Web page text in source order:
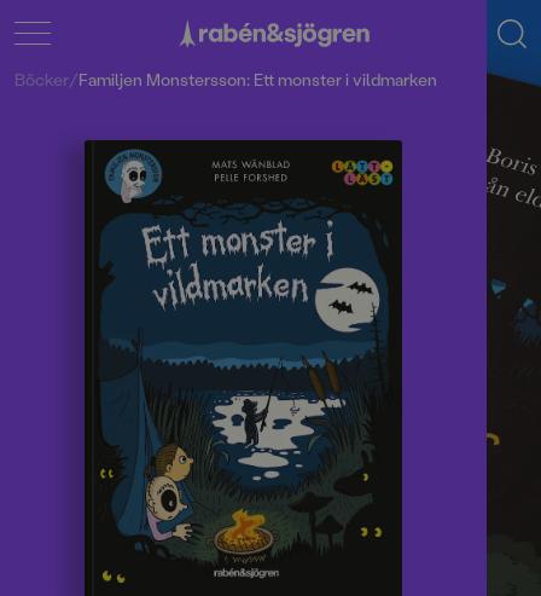
Böcker/Familjen Monstersson: Ett monster i vildmarken